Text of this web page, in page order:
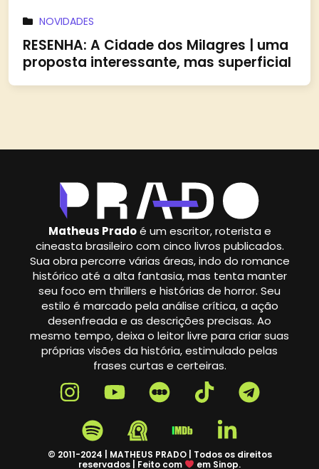
NOVIDADES
RESENHA: A Cidade dos Milagres | uma
proposta interessante, mas superficial
Matheus Pradoé um escritor, roterista e
cineasta brasileiro com cinco livros publicados.
Sua obra percorre várias áreas, indo do romance
histórico até a alta fantasia, mas tenta manter
seu foco em thrillers e histórias de horror. Seu
estilo é marcado pela análise crítica, a ação
desenfreada e as descrições precisas. Ao
mesmo tempo, deixa o leitor livre para criar suas
próprias visões da história, estimulado pelas
frases curtas e certeiras.
© 2011-2024 | MATHEUS PRADO | Todos os direitos
reservados | Feito com
em Sinop.